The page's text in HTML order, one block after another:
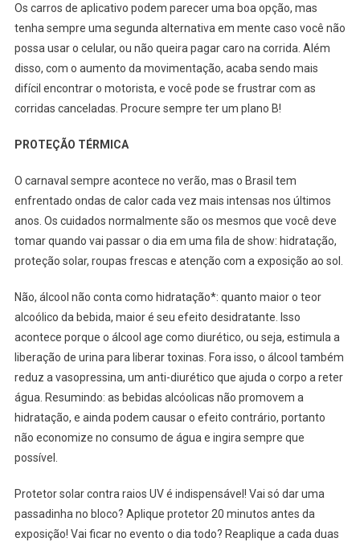
Os carros de aplicativo podem parecer uma boa opção, mas
tenha sempre uma segunda alternativa em mente caso você não
possa usar o celular, ou não queira pagar caro na corrida. Além
disso, com o aumento da movimentação, acaba sendo mais
difícil encontrar o motorista, e você pode se frustrar com as
corridas canceladas. Procure sempre ter um plano B!
PROTEÇÃO TÉRMICA
O carnaval sempre acontece no verão, mas o Brasil tem
enfrentado ondas de calor cada vez mais intensas nos últimos
anos. Os cuidados normalmente são os mesmos que você deve
tomar quando vai passar o dia em uma fila de show: hidratação,
proteção solar, roupas frescas e atenção com a exposição ao sol.
Não, álcool não conta como hidratação*: quanto maior o teor
alcoólico da bebida, maior é seu efeito desidratante. Isso
acontece porque o álcool age como diurético, ou seja, estimula a
liberação de urina para liberar toxinas. Fora isso, o álcool também
reduz a vasopressina, um anti-diurético que ajuda o corpo a reter
água. Resumindo: as bebidas alcóolicas não promovem a
hidratação, e ainda podem causar o efeito contrário, portanto
não economize no consumo de água e ingira sempre que
possível.
Protetor solar contra raios UV é indispensável! Vai só dar uma
passadinha no bloco? Aplique protetor 20 minutos antes da
exposição! Vai ficar no evento o dia todo? Reaplique a cada duas